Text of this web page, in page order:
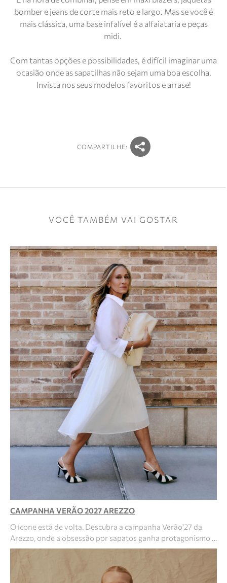
bomber e jeans de corte mais reto e largo. Mas se você é
mais clássica, uma base infalível é a alfaiataria e peças
midi.
Com tantas opções e possibilidades, é difícil imaginar uma
ocasião onde as sapatilhas não sejam uma boa escolha.
Invista nos seus modelos favoritos e arrase!
COMPARTILHE:
VOCÊ TAMBÉM VAI GOSTAR
CAMPANHA VERÃO 2027 AREZZO
O ícone está de volta. Descubra a campanha Verão'27 da
Arezzo, onde a obsessão por sapatos ganha protagonismo …